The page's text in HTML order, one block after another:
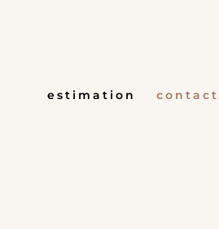
estimation contact